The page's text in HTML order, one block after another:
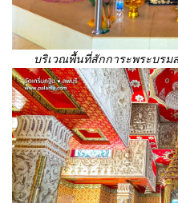
บริเวณพื้นที่สักการะพระบรม